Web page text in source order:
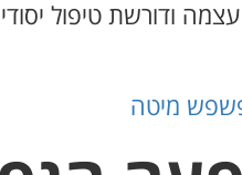
ודורשת טיפול יסודי
מיטה